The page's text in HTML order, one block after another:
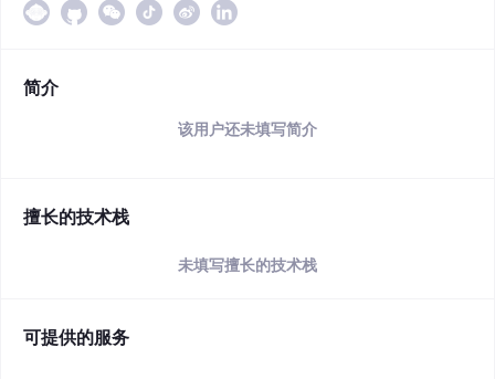
简介
该用户还未填写简介
擅长的技术栈
未填写擅长的技术栈
可提供的服务